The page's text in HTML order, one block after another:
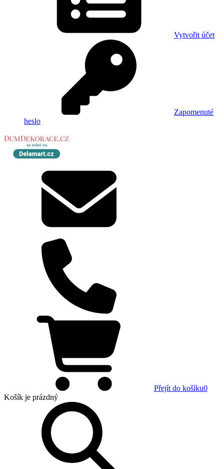
Vytvořit účet
Zapomenuté
heslo
Přejít do košíku0
Košík je prázdný